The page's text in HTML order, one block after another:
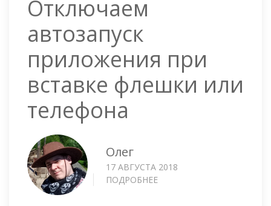
Отключаем
автозапуск
приложения при
вставке флешки или
телефона
Олег
17 АВГУСТА 2018
ПОДРОБНЕЕ